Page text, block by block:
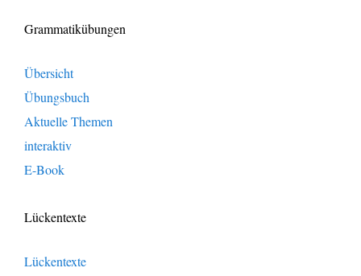
Grammatikübungen
Übersicht
Übungsbuch
Aktuelle Themen
interaktiv
E-Book
Lückentexte
Lückentexte